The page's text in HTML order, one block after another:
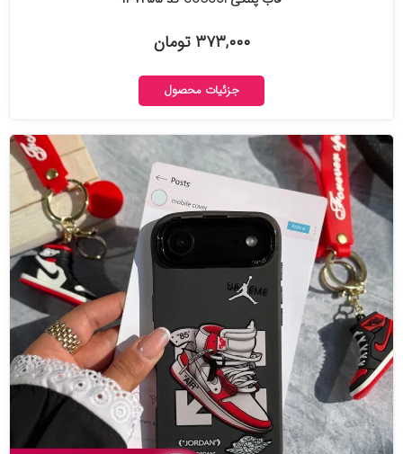
۳۷۳,۰۰۰ تومان
جزئیات محصول